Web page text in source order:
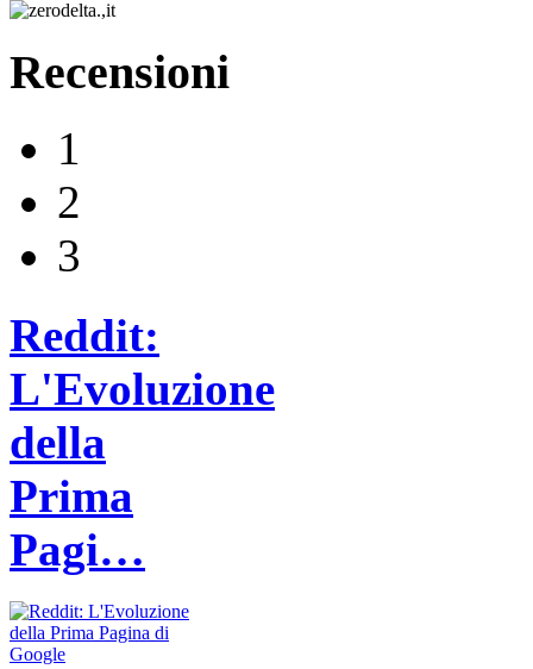
Recensioni
1
2
3
Reddit:
L'Evoluzione
della
Prima
Pagi…